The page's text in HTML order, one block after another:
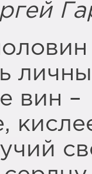
вин –